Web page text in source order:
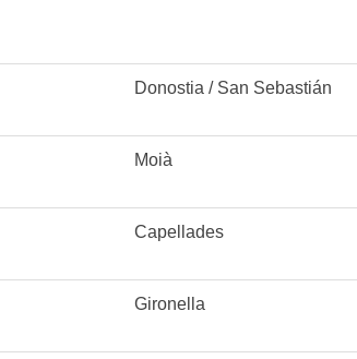
Donostia / San Sebastián
Moià
Capellades
Gironella